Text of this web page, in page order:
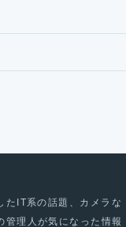
たIT系の話題、カメラな
管理人が気になった情報